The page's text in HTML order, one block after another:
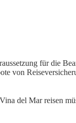
für die
von
del Mar reisen